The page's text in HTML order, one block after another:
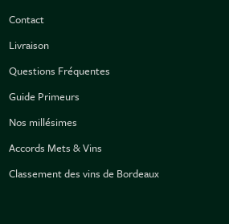
Contact
Livraison
Questions Fréquentes
Guide Primeurs
Nos millésimes
Accords Mets & Vins
Classement des vins de Bordeaux